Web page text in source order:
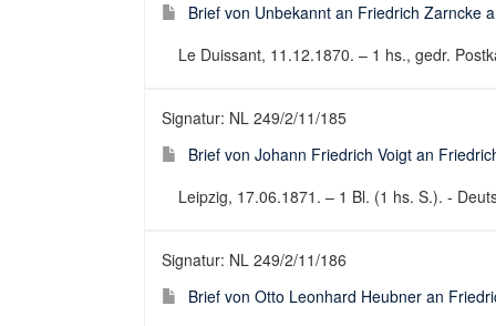
Brief von Unbekannt an Friedrich Zarncke
Le Duissant, 11.12.1870. – 1 hs., gedr.
Signatur: NL 249/2/11/185
Brief von Johann Friedrich Voigt an
Leipzig, 17.06.1871. – 1 Bl. (1 hs. S.). -
Signatur: NL 249/2/11/186
Brief von Otto Leonhard Heubner an